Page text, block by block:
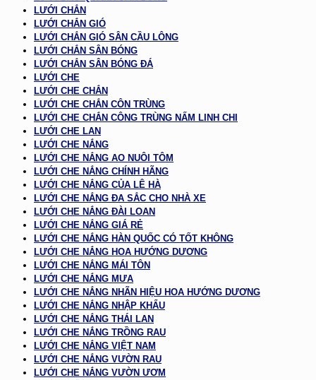
LƯỚI CHẮN
LƯỚI CHẮN GIÓ
LƯỚI CHẮN GIÓ SÂN CẦU LÔNG
LƯỚI CHẮN SÂN BÓNG
LƯỚI CHẮN SÂN BÓNG ĐÁ
LƯỚI CHE
LƯỚI CHE CHẮN
LƯỚI CHE CHẮN CÔN TRÙNG
LƯỚI CHE CHẮN CÔNG TRÙNG NẤM LINH CHI
LƯỚI CHE LAN
LƯỚI CHE NẮNG
LƯỚI CHE NẮNG AO NUÔI TÔM
LƯỚI CHE NẮNG CHÍNH HÃNG
LƯỚI CHE NẮNG CỦA LÊ HÀ
LƯỚI CHE NẮNG ĐA SẮC CHO NHÀ XE
LƯỚI CHE NẮNG ĐÀI LOAN
LƯỚI CHE NẮNG GIÁ RẺ
LƯỚI CHE NẮNG HÀN QUỐC CÓ TỐT KHÔNG
LƯỚI CHE NẮNG HOA HƯỚNG DƯƠNG
LƯỚI CHE NẮNG MÁI TÔN
LƯỚI CHE NẮNG MƯA
LƯỚI CHE NẮNG NHÃN HIỆU HOA HƯỚNG DƯƠNG
LƯỚI CHE NẮNG NHẬP KHẨU
LƯỚI CHE NẮNG THÁI LAN
LƯỚI CHE NẮNG TRỒNG RAU
LƯỚI CHE NẮNG VIỆT NAM
LƯỚI CHE NẮNG VƯỜN RAU
LƯỚI CHE NẮNG VƯỜN ƯƠM